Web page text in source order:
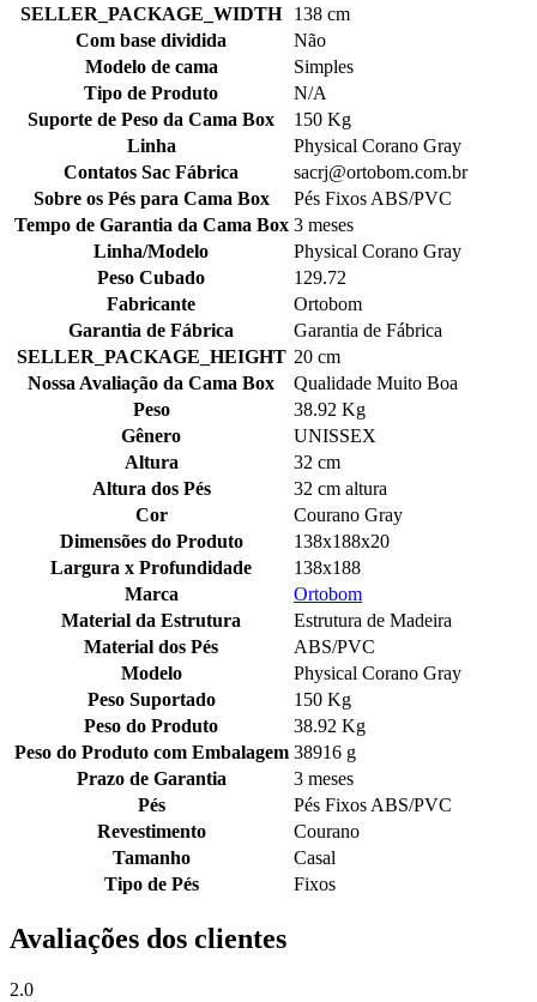
SELLER_PACKAGE_WIDTH
138 cm
Com base dividida
Não
Modelo de cama
Simples
Tipo de Produto
N/A
Suporte de Peso da Cama Box
150 Kg
Linha
Physical Corano Gray
Contatos Sac Fábrica
sacrj@ortobom.com.br
Sobre os Pés para Cama Box
Pés Fixos ABS/PVC
Tempo de Garantia da Cama Box 3 meses
Linha/Modelo
Physical Corano Gray
Peso Cubado
129.72
Fabricante
Ortobom
Garantia de Fábrica
Garantia de Fábrica
SELLER_PACKAGE_HEIGHT 20 cm
Nossa Avaliação da Cama Box
Qualidade Muito Boa
Peso
38.92 Kg
Gênero
UNISSEX
Altura
32 cm
Altura dos Pés
32 cm altura
Cor
Courano Gray
Dimensões do Produto
138x188x20
Largura x Profundidade
138x188
Marca
Ortobom
Material da Estrutura
Estrutura de Madeira
Material dos Pés
ABS/PVC
Modelo
Physical Corano Gray
Peso Suportado
150 Kg
Peso do Produto
38.92 Kg
Peso do Produto com Embalagem 38916 g
Prazo de Garantia
3 meses
Pés
Pés Fixos ABS/PVC
Revestimento
Courano
Tamanho
Casal
Tipo de Pés
Fixos
Avaliações dos clientes
2.0